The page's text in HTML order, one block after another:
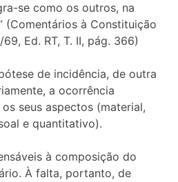
se como os outros, na
(Comentários à Constituição
Ed. RT, T. II, pág. 366)
de incidência, de outra
a ocorrência
seus aspectos (material,
e quantitativo).
à composição do
À falta, portanto, de